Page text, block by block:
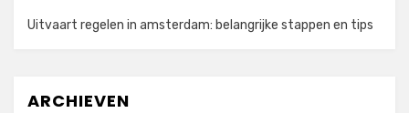
Uitvaart regelen in amsterdam: belangrijke stappen en tips
ARCHIEVEN